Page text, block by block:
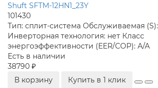
Shuft SFTM-12HN1_23Y
101430
Тип: сплит-система Обслуживаемая (S):
Инверторная технология: нет Класс
энергоэффективности (EER/COP): A/A
Есть в наличии
38790 ₽
В корзину
Купить в 1 клик